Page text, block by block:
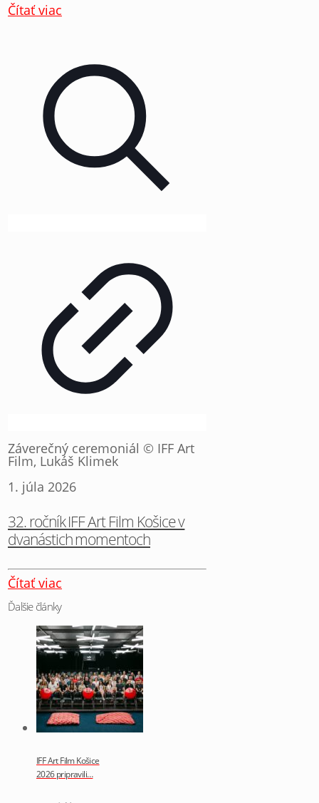
Čítať viac
Záverečný ceremoniál © IFF Art
Film, Lukáš Klimek
1. júla 2026
32. ročník IFF Art Film Košice v
dvanástich momentoch
Čítať viac
Ďalšie články
IFF Art Film Košice
2026 pripravili…